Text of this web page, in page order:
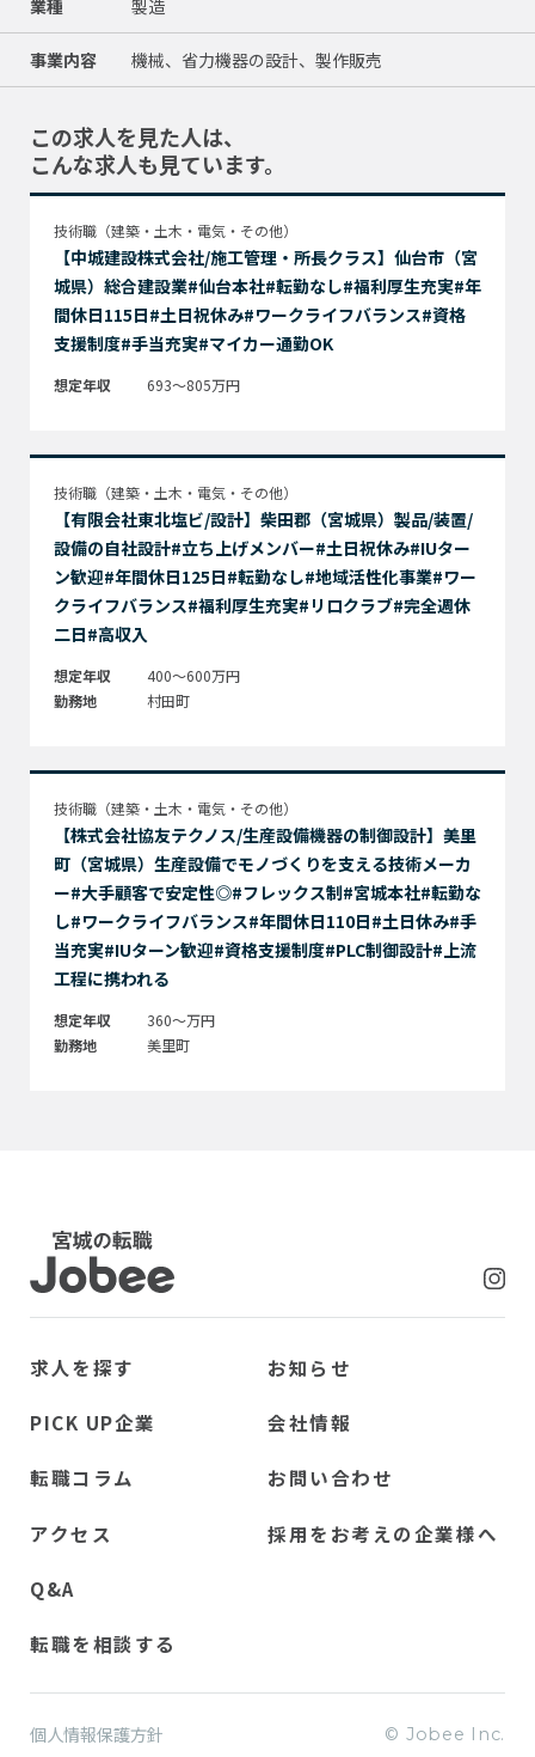
業種 製造
事業内容 機械、省力機器の設計、製作販売
この求人を見た人は、
こんな求人も見ています。
技術職（建築・土木・電気・その他）
【中城建設株式会社/施工管理・所長クラス】仙台市（宮
城県）総合建設業#仙台本社#転勤なし#福利厚生充実#年
間休日115日#土日祝休み#ワークライフバランス#資格
支援制度#手当充実#マイカー通勤OK
想定年収 693～805万円
技術職（建築・土木・電気・その他）
【有限会社東北塩ビ/設計】柴田郡（宮城県）製品/装置/
設備の自社設計#立ち上げメンバー#土日祝休み#IUター
ン歓迎#年間休日125日#転勤なし#地域活性化事業#ワー
クライフバランス#福利厚生充実#リロクラブ#完全週休
二日#高収入
想定年収
400～600万円
勤務地
村田町
技術職（建築・土木・電気・その他）
【株式会社協友テクノス/生産設備機器の制御設計】美里
町（宮城県）生産設備でモノづくりを支える技術メーカ
ー#大手顧客で安定性◎#フレックス制#宮城本社#転勤な
し#ワークライフバランス#年間休日110日#土日休み#手
当充実#IUターン歓迎#資格支援制度#PLC制御設計#上流
工程に携われる
想定年収
360～万円
勤務地
美里町
求人を探す
PICK UP企業
転職コラム
アクセス
Q&A
転職を相談する
お知らせ
会社情報
お問い合わせ
採用をお考えの企業様へ
個人情報保護方針 © Jobee Inc.